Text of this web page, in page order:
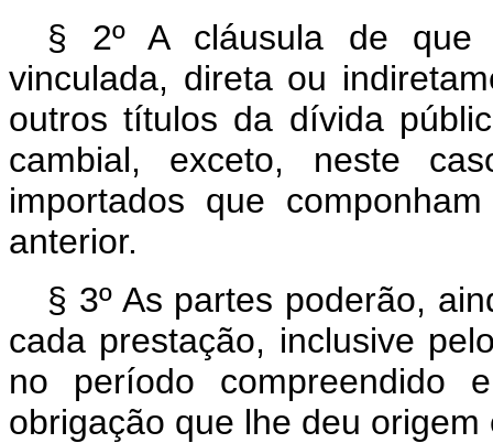
§ 2º A cláusula de que
vinculada, direta ou
outros títulos da dívida
cambial, exceto, neste
importados que
anterior.
§ 3º As partes poderão,
cada prestação, inclusive
no período compreendido
obrigação que lhe deu